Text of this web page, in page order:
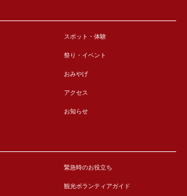
スポット・体験
祭り・イベント
おみやげ
アクセス
お知らせ
緊急時のお役立ち
観光ボランティアガイド